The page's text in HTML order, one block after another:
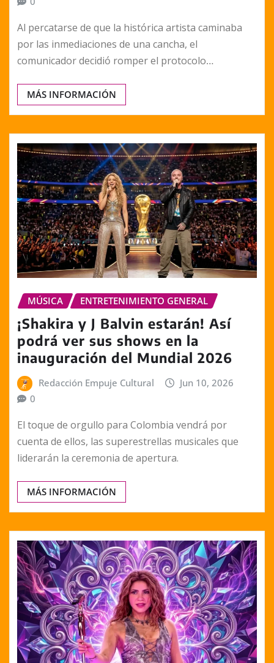
Al percatarse de que la histórica artista caminaba
por las inmediaciones de una cancha, el
comunicador decidió romper el protocolo…
MÁS INFORMACIÓN
MÚSICA ENTRETENIMIENTO GENERAL
¡Shakira y J Balvin estarán! Así
podrá ver sus shows en la
inauguración del Mundial 2026
Redacción Empuje Cultural
Jun 10, 2026
0
El toque de orgullo para Colombia vendrá por
cuenta de ellos, las superestrellas musicales que
liderarán la ceremonia de apertura.
MÁS INFORMACIÓN